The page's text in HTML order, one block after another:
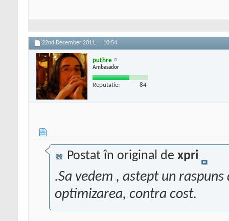
22nd December 2011, 10:54
puthre
Ambasador
Reputatie: 84
Postat în original de xpri
.Sa vedem , astept un
optimizarea, contra cost.